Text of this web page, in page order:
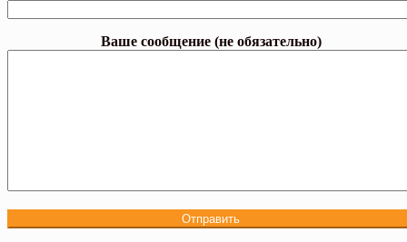
Ваше сообщение (не обязательно)